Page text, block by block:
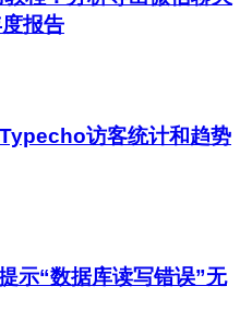
报告
访客统计和趋势
示“数据库读写错误”无